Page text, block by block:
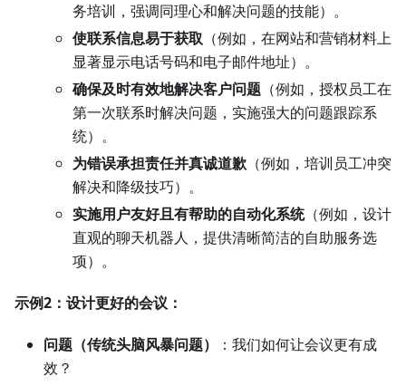
务培训，强调同理心和解决问题的技能）。
使联系信息易于获取 （例如，在网站和营销材料上
显著显示电话号码和电子邮件地址）。
确保及时有效地解决客户问题 （例如，授权员工在
第一次联系时解决问题，实施强大的问题跟踪系
统）。
为错误承担责任并真诚道歉 （例如，培训员工冲突
解决和降级技巧）。
实施用户友好且有帮助的自动化系统（例如，设计
直观的聊天机器人，提供清晰简洁的自助服务选
项）。
示例2：设计更好的会议：
问题（传统头脑风暴问题）
：我们如何让会议更有成
效？